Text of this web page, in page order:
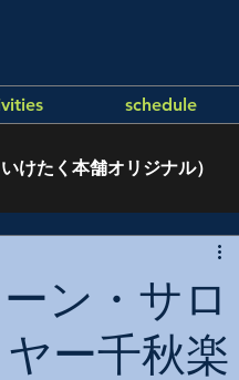
schedule
けたく本舗オリジナル）
ン・サロ
ー千秋楽